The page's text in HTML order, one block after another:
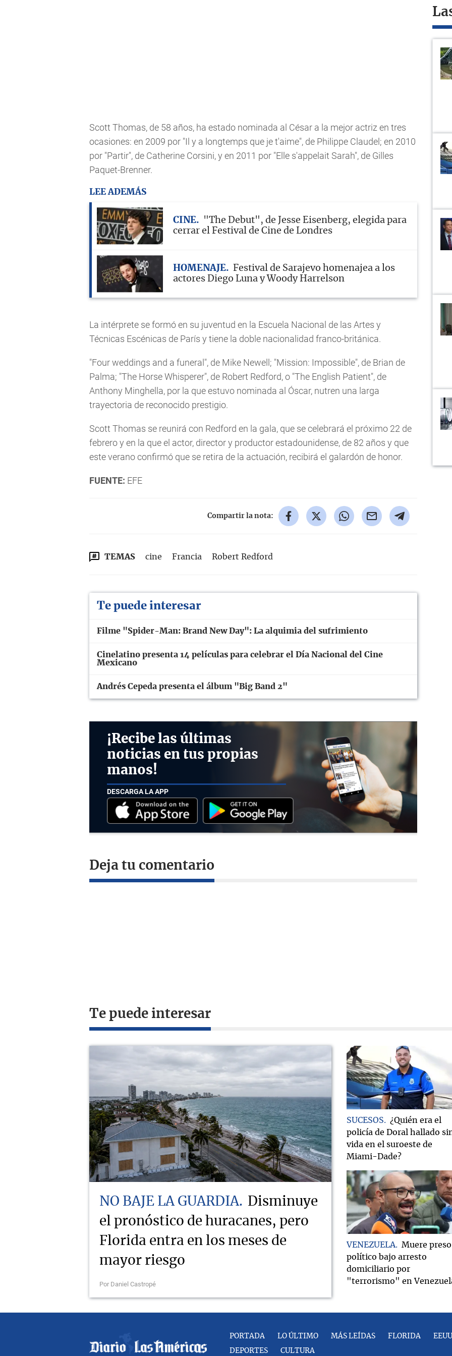
Scott Thomas, de 58 años, ha estado nominada al César a la mejor actriz en tres
ocasiones: en 2009 por "Il y a longtemps que je t'aime", de Philippe Claudel; en 2010
por "Partir", de Catherine Corsini, y en 2011 por "Elle s'appelait Sarah", de Gilles
Paquet-Brenner.
LEE ADEMÁS
CINE
"The Debut", de Jesse Eisenberg, elegida para
cerrar el Festival de Cine de Londres
HOMENAJE
Festival de Sarajevo homenajea a los
actores Diego Luna y Woody Harrelson
La intérprete se formó en su juventud en la Escuela Nacional de las Artes y
Técnicas Escénicas de París y tiene la doble nacionalidad franco-británica.
"Four weddings and a funeral", de Mike Newell; "Mission: Impossible", de Brian de
Palma; "The Horse Whisperer", de Robert Redford, o "The English Patient", de
Anthony Minghella, por la que estuvo nominada al Óscar, nutren una larga
trayectoria de reconocido prestigio.
Scott Thomas se reunirá con Redford en la gala, que se celebrará el próximo 22 de
febrero y en la que el actor, director y productor estadounidense, de 82 años y que
este verano confirmó que se retira de la actuación, recibirá el galardón de honor.
FUENTE: EFE
Compartir la nota:
TEMAS cine Francia Robert Redford
Te puede interesar
Filme "Spider-Man: Brand New Day": La alquimia del sufrimiento
Cinelatino presenta 14 películas para celebrar el Día Nacional del Cine
Mexicano
Andrés Cepeda presenta el álbum "Big Band 2"
¡Recibe las últimas
noticias en tus propias
manos!
DESCARGA LA APP
Deja tu comentario
Te puede interesar
NO BAJE LA GUARDIA
Disminuye
el pronóstico de huracanes, pero
Florida entra en los meses de
mayor riesgo
Por Daniel Castropé
SUCESOS
¿Quién era el
policía de Doral hallado
vida en el suroeste de
Miami-Dade?
VENEZUELA
Muere preso
político bajo arresto
domiciliario por
"terrorismo" en
PORTADA LO ÚLTIMO MÁS LEÍDAS FLORIDA EEUU
DEPORTES CULTURA